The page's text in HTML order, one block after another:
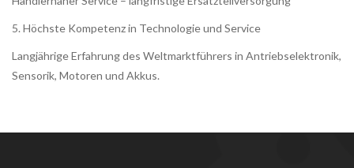
5. Höchste Kompetenz in Technologie und Service
Langjährige Erfahrung des Weltmarktführers in Antriebselektronik,
Sensorik, Motoren und Akkus.